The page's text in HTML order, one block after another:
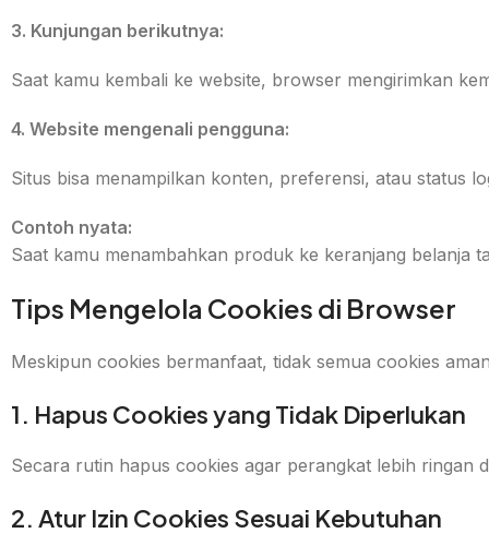
3. Kunjungan berikutnya:
Saat kamu kembali ke website, browser mengirimkan
4. Website mengenali pengguna:
Situs bisa menampilkan konten, preferensi, atau status
Contoh nyata:
Saat kamu menambahkan produk ke keranjang belanja
Tips Mengelola Cookies di Browser
Meskipun cookies bermanfaat, tidak semua cookies
1. Hapus Cookies yang Tidak Diperlukan
Secara rutin hapus cookies agar perangkat lebih ringan
2. Atur Izin Cookies Sesuai Kebutuhan